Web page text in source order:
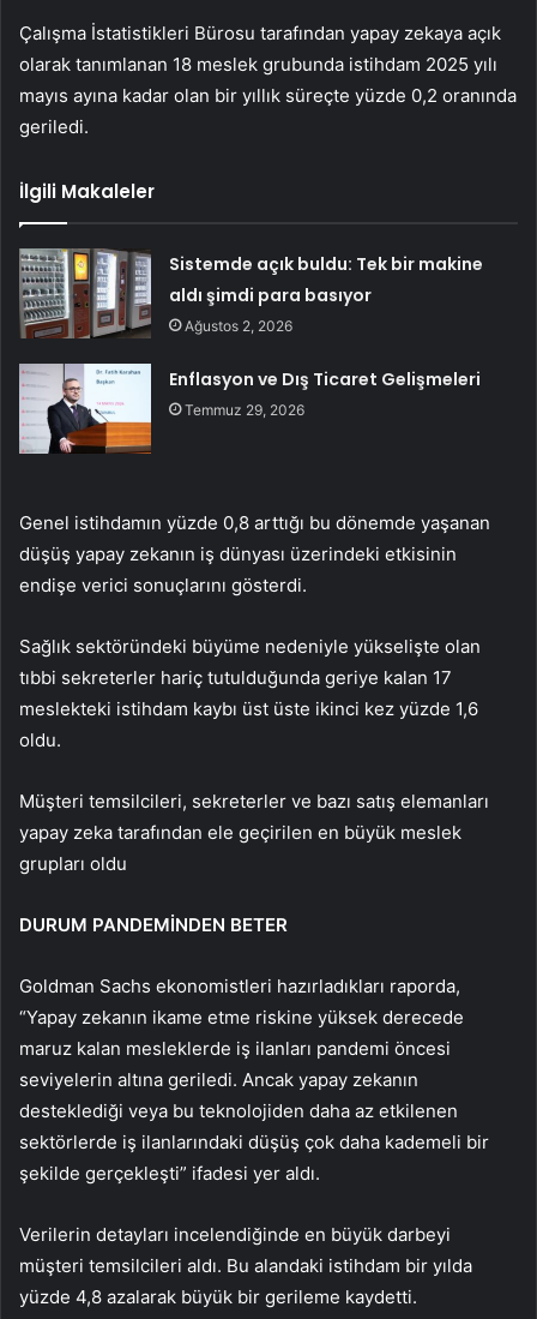
Çalışma İstatistikleri Bürosu tarafından yapay zekaya açık
olarak tanımlanan 18 meslek grubunda istihdam 2025 yılı
mayıs ayına kadar olan bir yıllık süreçte yüzde 0,2 oranında
geriledi.
İlgili Makaleler
Sistemde açık buldu: Tek bir makine
aldı şimdi para basıyor
Ağustos 2, 2026
Enflasyon ve Dış Ticaret Gelişmeleri
Temmuz 29, 2026
Genel istihdamın yüzde 0,8 arttığı bu dönemde yaşanan
düşüş yapay zekanın iş dünyası üzerindeki etkisinin
endişe verici sonuçlarını gösterdi.
Sağlık sektöründeki büyüme nedeniyle yükselişte olan
tıbbi sekreterler hariç tutulduğunda geriye kalan 17
meslekteki istihdam kaybı üst üste ikinci kez yüzde 1,6
oldu.
Müşteri temsilcileri, sekreterler ve bazı satış elemanları
yapay zeka tarafından ele geçirilen en büyük meslek
grupları oldu
DURUM PANDEMİNDEN BETER
Goldman Sachs ekonomistleri hazırladıkları raporda,
“Yapay zekanın ikame etme riskine yüksek derecede
maruz kalan mesleklerde iş ilanları pandemi öncesi
seviyelerin altına geriledi. Ancak yapay zekanın
desteklediği veya bu teknolojiden daha az etkilenen
sektörlerde iş ilanlarındaki düşüş çok daha kademeli bir
şekilde gerçekleşti” ifadesi yer aldı.
Verilerin detayları incelendiğinde en büyük darbeyi
müşteri temsilcileri aldı. Bu alandaki istihdam bir yılda
yüzde 4,8 azalarak büyük bir gerileme kaydetti.